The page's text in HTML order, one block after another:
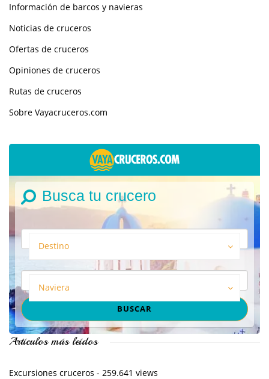
Información de barcos y navieras
Noticias de cruceros
Ofertas de cruceros
Opiniones de cruceros
Rutas de cruceros
Sobre Vayacruceros.com
Busca tu crucero
Destino
Naviera
Artículos más leídos
Excursiones cruceros - 259.641 views